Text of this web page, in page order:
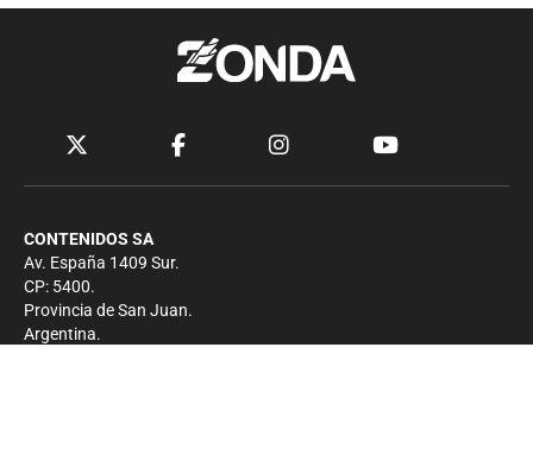
CONTENIDOS SA
Av. España 1409 Sur.
CP: 5400.
Provincia de San Juan.
Argentina.